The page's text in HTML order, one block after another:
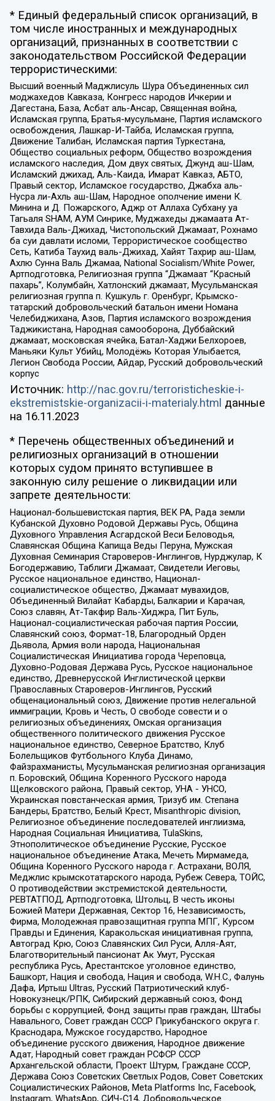
* Единый федеральный список организаций, в
том числе иностранных и международных
организаций, признанных в соответствии с
законодательством Российской Федерации
террористическими:
Высший военный Маджлисуль Шура Объединенных сил
моджахедов Кавказа, Конгресс народов Ичкерии и
Дагестана, База, Асбат аль-Ансар, Священная война,
Исламская группа, Братья-мусульмане, Партия исламского
освобождения, Лашкар-И-Тайба, Исламская группа,
Движение Талибан, Исламская партия Туркестана,
Общество социальных реформ, Общество возрождения
исламского наследия, Дом двух святых, Джунд аш-Шам,
Исламский джихад, Аль-Каида, Имарат Кавказ, АБТО,
Правый сектор, Исламское государство, Джабха аль-
Нусра ли-Ахль аш-Шам, Народное ополчение имени К.
Минина и Д. Пожарского, Аджр от Аллаха Субхану уа
Тагьаля SHAM, АУМ Синрике, Муджахеды джамаата Ат-
Тавхида Валь-Джихад, Чистопольский Джамаат, Рохнамо
ба суи давлати исломи, Террористическое сообщество
Сеть, Катиба Таухид валь-Джихад, Хайят Тахрир аш-Шам,
Ахлю Сунна Валь Джамаа, National Socialism/White Power,
Артподготовка, Религиозная группа “Джамаат “Красный
пахарь”, Колумбайн, Хатлонский джамаат, Мусульманская
религиозная группа п. Кушкуль г. Оренбург, Крымско-
татарский добровольческий батальон имени Номана
Челебиджихана, Азов, Партия исламского возрождения
Таджикистана, Народная самооборона, Дуббайский
джамаат, московская ячейка, Батал-Хаджи Белхороев,
Маньяки Культ Убийц, Молодёжь Которая Улыбается,
Легион Свобода России, Айдар, Русский добровольческий
корпус
Источник: http://nac.gov.ru/terroristicheskie-i-
ekstremistskie-organizacii-i-materialy.html данные
на 16.11.2023
* Перечень общественных объединений и
религиозных организаций в отношении
которых судом принято вступившее в
законную силу решение о ликвидации или
запрете деятельности:
Национал-большевистская партия, ВЕК РА, Рада земли
Кубанской Духовно Родовой Державы Русь, Община
Духовного Управления Асгардской Веси Беловодья,
Славянская Община Капища Веды Перуна, Мужская
Духовная Семинария Староверов-Инглингов, Нурджулар, К
Богодержавию, Таблиги Джамаат, Свидетели Иеговы,
Русское национальное единство, Национал-
социалистическое общество, Джамаат мувахидов,
Объединенный Вилайат Кабарды, Балкарии и Карачая,
Союз славян, Ат-Такфир Валь-Хиджра, Пит Буль,
Национал-социалистическая рабочая партия России,
Славянский союз, Формат-18, Благородный Орден
Дьявола, Армия воли народа, Национальная
Социалистическая Инициатива города Череповца,
Духовно-Родовая Держава Русь, Русское национальное
единство, Древнерусской Инглистической церкви
Православных Староверов-Инглингов, Русский
общенациональный союз, Движение против нелегальной
иммиграции, Кровь и Честь, О свободе совести и о
религиозных объединениях, Омская организация
общественного политического движения Русское
национальное единство, Северное Братство, Клуб
Болельщиков Футбольного Клуба Динамо,
Файзрахманисты, Мусульманская религиозная организация
п. Боровский, Община Коренного Русского народа
Щелковского района, Правый сектор, УНА - УНСО,
Украинская повстанческая армия, Тризуб им. Степана
Бандеры, Братство, Белый Крест, Misanthropic division,
Религиозное объединение последователей инглиизма,
Народная Социальная Инициатива, TulaSkins,
Этнополитическое объединение Русские, Русское
национальное объединение Атака, Мечеть Мирмамеда,
Община Коренного Русского народа г. Астрахани, ВОЛЯ,
Меджлис крымскотатарского народа, Рубеж Севера, ТОЙС,
О противодействии экстремистской деятельности,
РЕВТАТПОД, Артподготовка, Штольц, В честь иконы
Божией Матери Державная, Сектор 16, Независимость,
Фирма, Молодежная правозащитная группа МПГ, Курсом
Правды и Единения, Каракольская инициативная группа,
Автоград Крю, Союз Славянских Сил Руси, Алля-Аят,
Благотворительный пансионат Ак Умут, Русская
республика Русь, Арестантское уголовное единство,
Башкорт, Нация и свобода, Нация и свобода, W.H.С., Фалунь
Дафа, Иртыш Ultras, Русский Патриотический клуб-
Новокузнецк/РПК, Сибирский державный союз, Фонд
борьбы с коррупцией, Фонд защиты прав граждан, Штабы
Навального, Совет граждан СССР Прикубанского округа г.
Краснодара, Мужское государство, Народное
объединение русского движения, Народное движение
Адат, Народный совет граждан РСФСР СССР
Архангельской области, Проект Штурм, Граждане СССР,
Держава Союз Советских Светлых Родов, Совет Советских
Социалистических Районов, Meta Platforms Inc, Facebook,
Instagram, WhatsApp, СИЧ-С14, Добровольческое